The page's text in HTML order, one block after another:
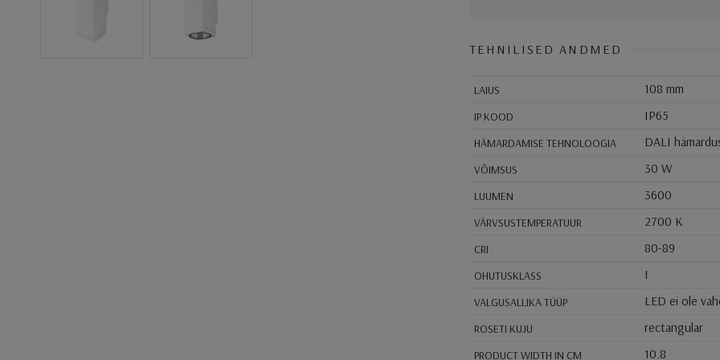
TEHNILISED ANDMED
LAIUS 108 mm
IP KOOD IP65
HÄMARDAMISE TEHNOLOOGIA DALI
VÕIMSUS 30 W
LUUMEN 3600
VÄRVSUSTEMPERATUUR 2700 K
CRI 80-89
OHUTUSKLASS I
VALGUSALLIKA TÜÜP LED ei ole
ROSETI KUJU rectangular
PRODUCT WIDTH IN CM 10.8